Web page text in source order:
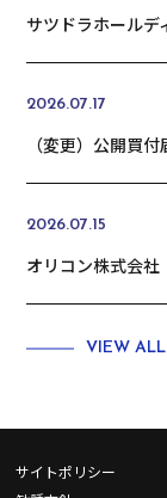
2026.07.17
2026.07.15
VIEW ALL
サイトポリシー